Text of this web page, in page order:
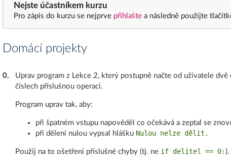
Nejste účastníkem kurzu
Pro zápis do kurzu se nejprve přihlašte a následně použijte
Domácí projekty
0. Uprav program z Lekce 2, který postupně načte od uživatele dvě
číslech příslušnou operaci.
Program uprav tak, aby:
při špatném vstupu napověděl co očekává a zeptal se
při dělení nulou vypsal hlášku Nulou nelze dělit.
Použij na to ošetření příslušné chyby (tj. ne if delitel == 0: ).